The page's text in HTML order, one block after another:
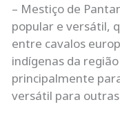
– Mestiço de
popular e versátil,
entre cavalos
indígenas da
principalmente
versátil para